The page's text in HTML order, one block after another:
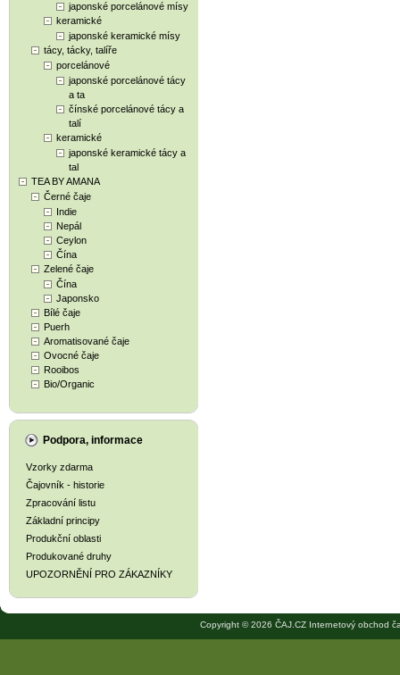
japonské porcelánové mísy
keramické
japonské keramické mísy
tácy, tácky, talíře
porcelánové
japonské porcelánové tácy
a ta
čínské porcelánové tácy a
talí
keramické
japonské keramické tácy a
tal
TEA BY AMANA
Černé čaje
Indie
Nepál
Ceylon
Čína
Zelené čaje
Čína
Japonsko
Bílé čaje
Puerh
Aromatisované čaje
Ovocné čaje
Rooibos
Bio/Organic
Podpora, informace
Vzorky zdarma
Čajovník - historie
Zpracování listu
Základní principy
Produkční oblasti
Produkované druhy
UPOZORNĚNÍ PRO ZÁKAZNÍKY
Copyright © 2026 ČAJ.CZ Internetový obchod